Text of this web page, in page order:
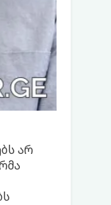
არ